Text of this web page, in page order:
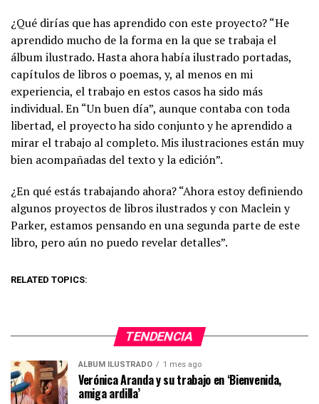
¿Qué dirías que has aprendido con este proyecto? “He
aprendido mucho de la forma en la que se trabaja el
álbum ilustrado. Hasta ahora había ilustrado portadas,
capítulos de libros o poemas, y, al menos en mi
experiencia, el trabajo en estos casos ha sido más
individual. En “Un buen día”, aunque contaba con toda
libertad, el proyecto ha sido conjunto y he aprendido a
mirar el trabajo al completo. Mis ilustraciones están muy
bien acompañadas del texto y la edición”.
¿En qué estás trabajando ahora? “Ahora estoy definiendo
algunos proyectos de libros ilustrados y con Maclein y
Parker, estamos pensando en una segunda parte de este
libro, pero aún no puedo revelar detalles”.
RELATED TOPICS:
TENDENCIA
ÁLBUM ILUSTRADO 1 mes ago
Verónica Aranda y su trabajo en ‘Bienvenida,
amiga ardilla’